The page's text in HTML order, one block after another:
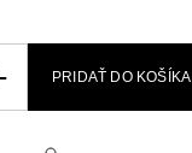
PRIDAŤ DO KOŠÍKA